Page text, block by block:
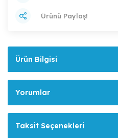
Ürünü Paylaş!
Ürün Bilgisi
Yorumlar
Taksit Seçenekleri